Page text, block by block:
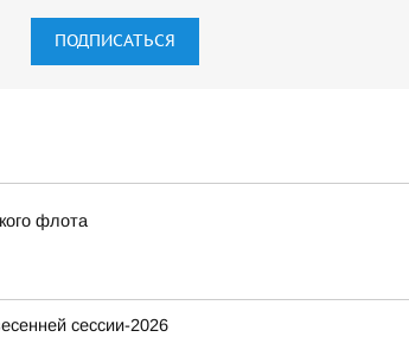
ПОДПИСАТЬСЯ
флота
сессии-2026